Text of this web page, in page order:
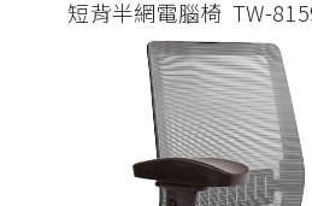
短背半網電腦椅 TW-